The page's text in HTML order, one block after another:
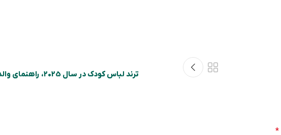
ترند لباس کودک در سال 2025، راهنمای والدین برای انتخابی شیک و مدرن
*